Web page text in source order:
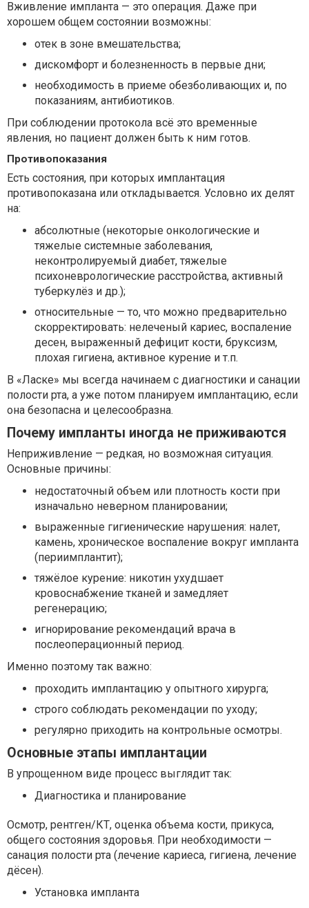
Вживление импланта — это операция. Даже при
хорошем общем состоянии возможны:
отек в зоне вмешательства;
дискомфорт и болезненность в первые дни;
необходимость в приеме обезболивающих и, по
показаниям, антибиотиков.
При соблюдении протокола всё это временные
явления, но пациент должен быть к ним готов.
Противопоказания
Есть состояния, при которых имплантация
противопоказана или откладывается. Условно их делят
на:
абсолютные (некоторые онкологические и
тяжелые системные заболевания,
неконтролируемый диабет, тяжелые
психоневрологические расстройства, активный
туберкулёз и др.);
относительные — то, что можно предварительно
скорректировать: нелеченый кариес, воспаление
десен, выраженный дефицит кости, бруксизм,
плохая гигиена, активное курение и т.п.
В «Ласке» мы всегда начинаем с диагностики и санации
полости рта, а уже потом планируем имплантацию, если
она безопасна и целесообразна.
Почему импланты иногда не приживаются
Неприживление — редкая, но возможная ситуация.
Основные причины:
недостаточный объем или плотность кости при
изначально неверном планировании;
выраженные гигиенические нарушения: налет,
камень, хроническое воспаление вокруг импланта
(периимплантит);
тяжёлое курение: никотин ухудшает
кровоснабжение тканей и замедляет
регенерацию;
игнорирование рекомендаций врача в
послеоперационный период.
Именно поэтому так важно:
проходить имплантацию у опытного хирурга;
строго соблюдать рекомендации по уходу;
регулярно приходить на контрольные осмотры.
Основные этапы имплантации
В упрощенном виде процесс выглядит так:
Диагностика и планирование
Осмотр, рентген/КТ, оценка объема кости, прикуса,
общего состояния здоровья. При необходимости —
санация полости рта (лечение кариеса, гигиена, лечение
дёсен).
Установка импланта